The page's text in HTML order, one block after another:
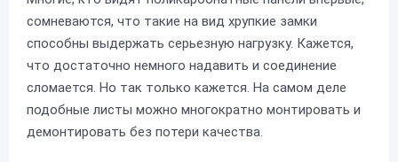
сомневаются, что такие на вид хрупкие замки
способны выдержать серьезную нагрузку. Кажется,
что достаточно немного надавить и соединение
сломается. Но так только кажется. На самом деле
подобные листы можно многократно монтировать и
демонтировать без потери качества.